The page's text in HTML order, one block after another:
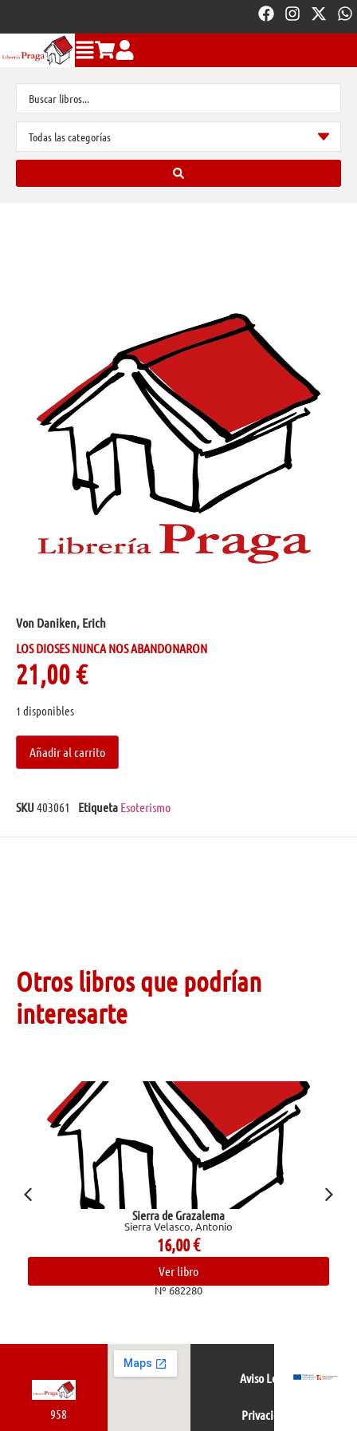
Von Daniken, Erich
LOS DIOSES NUNCA NOS ABANDONARON
21,00€
1 disponibles
Añadir al carrito
SKU403061 Etiqueta Esoterismo
Otros libros que podrían
interesarte
Sierra de Grazalema
Sierra Velasco, Antonio
Nº 682280
958
Aviso Legal
Privacidad